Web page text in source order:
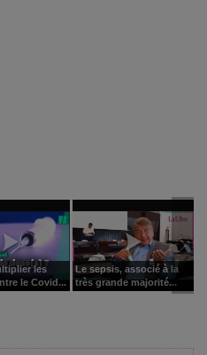
les
le Covid...
Le sepsis, associé à la
très grande majorité...